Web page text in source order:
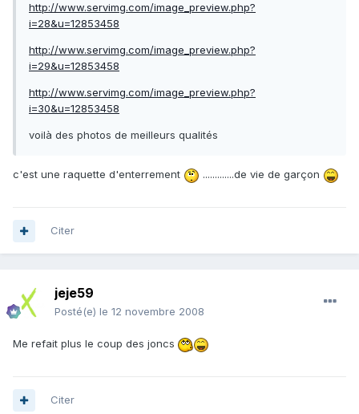
http://www.servimg.com/image_preview.php?
i=28&u=12853458
http://www.servimg.com/image_preview.php?
i=29&u=12853458
http://www.servimg.com/image_preview.php?
i=30&u=12853458
voilà des photos de meilleurs qualités
c'est une raquette d'enterrement .............de vie de garçon
Citer
jeje59
Posté(e) le 12 novembre 2008
Me refait plus le coup des joncs
Citer